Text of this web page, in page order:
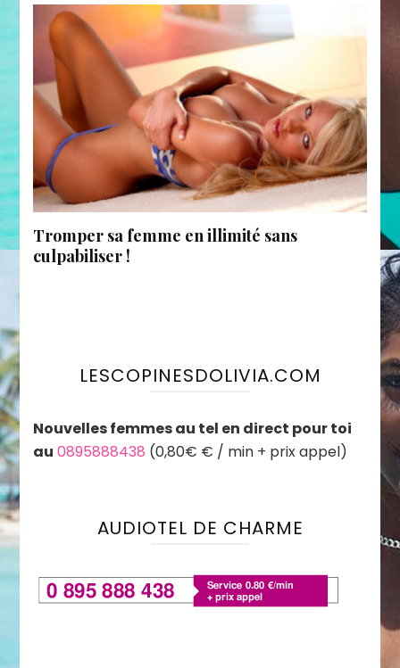
Tromper sa femme en illimité sans
culpabiliser !
LESCOPINESDOLIVIA.COM
Nouvelles femmes au tel en direct pour toi
au 0895888438 (0,80€ € / min + prix appel)
AUDIOTEL DE CHARME